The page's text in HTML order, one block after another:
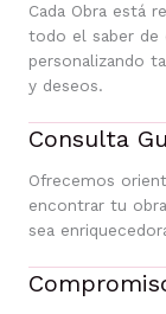
Cada Obra está
todo el saber de
personalizando
y deseos.
Consulta
Ofrecemos
encontrar tu
sea